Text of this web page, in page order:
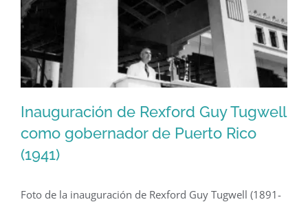
Inauguración de Rexford Guy Tugwell
como gobernador de Puerto Rico
Inauguración de Rexford Guy Tugwell
como gobernador de Puerto Rico
(1941)
Foto de la inauguración de Rexford Guy Tugwell (1891-